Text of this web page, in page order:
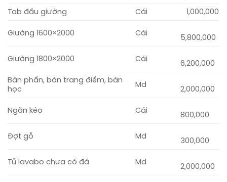
Tab đầu giường Cái 1,000,000
Giường 1600×2000 Cái
5,800,000
Giường 1800×2000 Cái
6,200,000
Bàn phấn, bàn trang điểm, bàn
học
Md
2,000,000
Ngăn kéo Cái
800,000
Đợt gỗ Md
300,000
Tủ lavabo chưa có đá Md
2,000,000